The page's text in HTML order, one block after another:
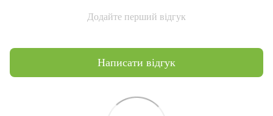
Додайте перший відгук
Написати відгук